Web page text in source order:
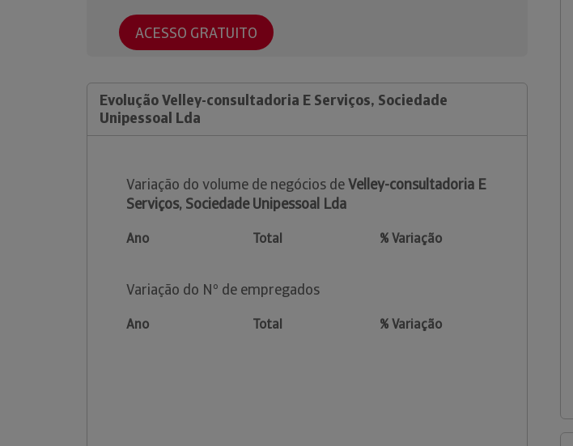
ACESSO GRATUITO
Evolução Velley-consultadoria E Serviços, Sociedade
Unipessoal Lda
Variação do volume de negócios deVelley-consultadoria E
Serviços, Sociedade Unipessoal Lda
Ano Total % Variação
Variação do Nº de empregados
Ano Total % Variação